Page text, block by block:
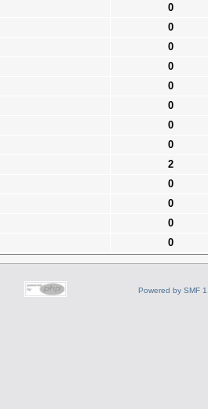
0
0
0
0
0
0
0
0
2
0
0
0
0
Powered by SMF